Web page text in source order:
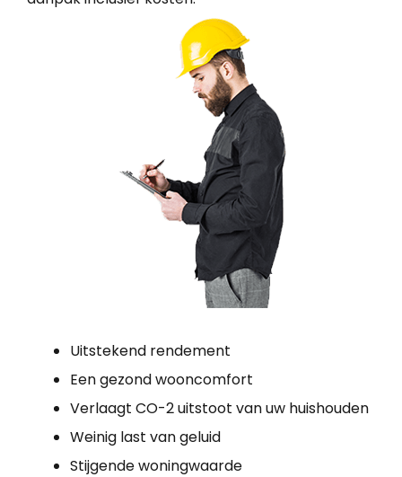
Uitstekend rendement
Een gezond wooncomfort
Verlaagt CO-2 uitstoot van uw huishouden
Weinig last van geluid
Stijgende woningwaarde